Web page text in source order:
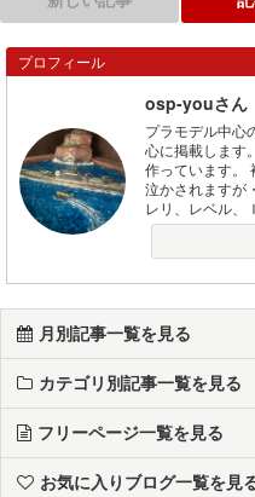
プロフィール
osp-youさん
プラモデル中心
心に掲載します
作っています。
泣かされますが
レリ、レベル、
月別記事一覧を見る
カテゴリ別記事一覧を見る
フリーページ一覧を見る
お気に入りブログ一覧を見